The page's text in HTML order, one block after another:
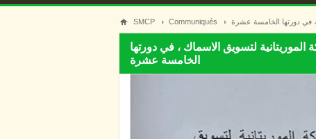
SMCP Communiqués ، في دورتها الخامسة عشرة
لتسويق الاسماك ، في دورتها
الخامسة عشرة